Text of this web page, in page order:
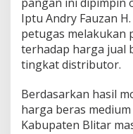
a
n
N
a
n
a
l
Iptu Andry Fauzan
petugas melakukan
terhadap harga jual
tingkat distributor.
Berdasarkan hasil
harga beras
Kabupaten Blitar